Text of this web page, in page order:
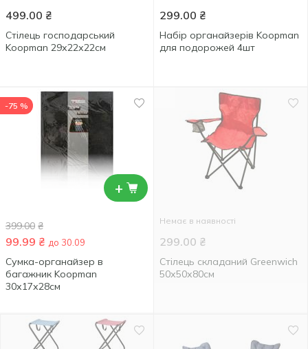
499.00 ₴
Стілець господарський
Koopman 29х22х22см
299.00 ₴
Набір органайзерів Koopman
для подорожей 4шт
+
-75 %
399.00 ₴
99.99 ₴ до 30.09
Сумка-органайзер в
багажник Koopman
30х17х28см
Немає в наявності
299.00 ₴
Стілець складаний Greenwich
50х50х80см